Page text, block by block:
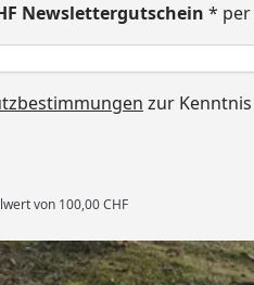
Newslettergutschein * per
zur
von 100,00 CHF